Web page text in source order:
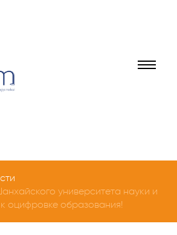
университета науки и
оцифровке образования!